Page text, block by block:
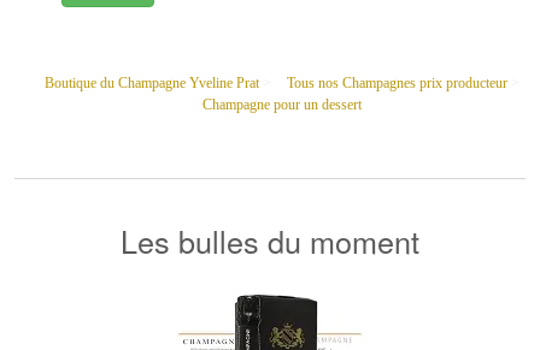
Boutique du Champagne Yveline Prat> Tous nos Champagnes prix producteur
Champagne pour un dessert
Les bulles du moment